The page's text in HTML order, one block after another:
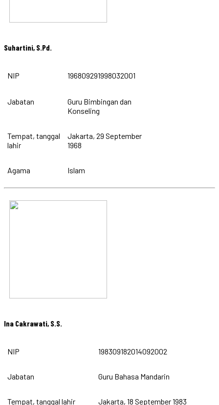
Suhartini, S.Pd.
NIP 196809291998032001
Jabatan
Guru Bimbingan dan
Konseling
Tempat, tanggal
lahir
Jakarta, 29 September
1968
Agama Islam
Ina Cakrawati, S.S.
NIP 198309182014092002
Jabatan Guru Bahasa Mandarin
Tempat, tanggal lahir Jakarta, 18 September 1983